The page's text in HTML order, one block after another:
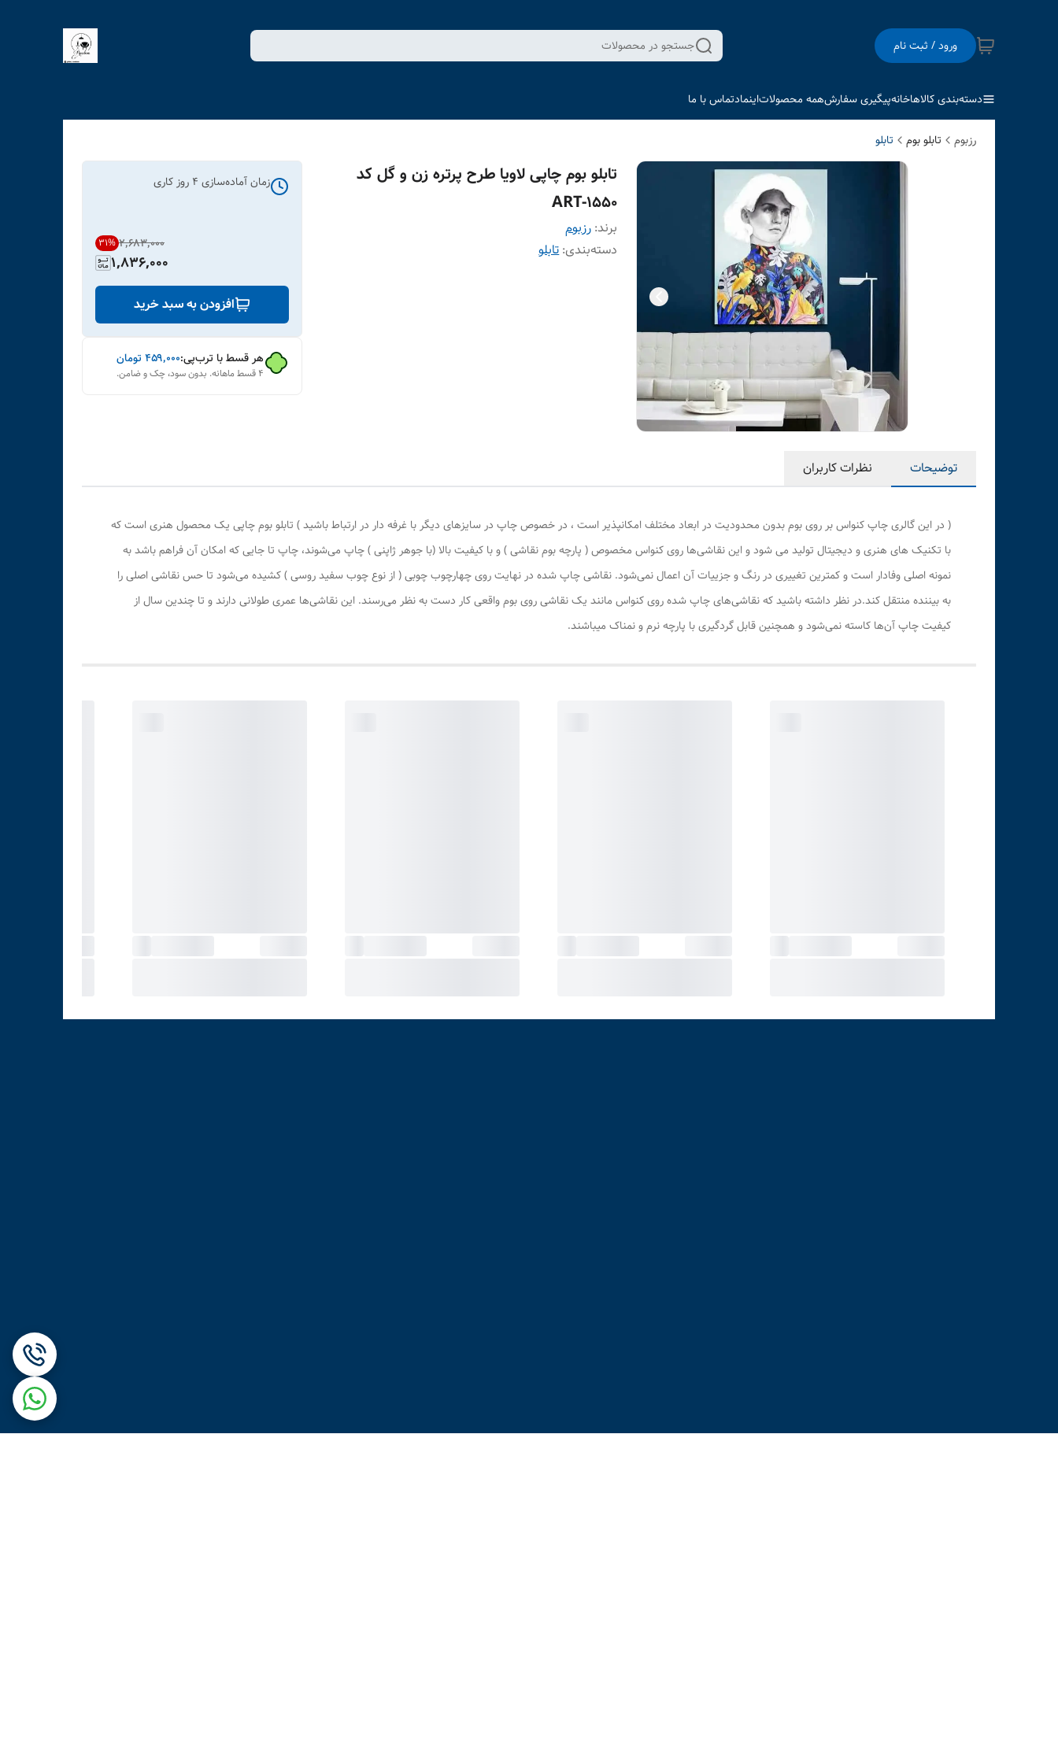
ورود / ثبت نام جستجو در محصولات
دسته‌بندی کالاهاخانهپیگیری سفارشهمه محصولاتاینمادتماس با ما
رزبوم تابلو بوم تابلو
تابلو بوم چاپی لاویا طرح پرتره زن و گل کد
ART-1550
برند: رزبوم
دسته‌بندی:تابلو
زمان آماده‌سازی 4 روز کاری
۲٬۶۸۳٬۰۰۰ 31%
1,836,000
افزودن به سبد خرید
هر قسط با ترب‌پی:۴۵۹٬۰۰۰ تومان
۴ قسط ماهانه. بدون سود، چک و ضامن.
توضیحات نظرات کاربران
( در این گالری چاپ کنواس بر روی بوم بدون محدودیت در ابعاد مختلف امکانپذیر است ، در خصوص چاپ در سایزهای دیگر با غرفه دار در ارتباط باشید ) تابلو بوم چاپی یک محصول هنری است که
با تکنیک های هنری و دیجیتال تولید می شود و این نقاشی‌ها روی کنواس مخصوص ( پارچه بوم نقاشی ) و با کیفیت بالا (با جوهر ژاپنی ) چاپ می‌شوند، چاپ تا جایی که امکان آن فراهم باشد به
نمونه اصلی وفادار است و کمترین تغییری در رنگ و جزییات آن اعمال نمی‌شود. نقاشی چاپ شده در نهایت روی چهارچوب چوبی ( از نوع چوب سفید روسی ) کشیده می‌شود تا حس نقاشی اصلی را
به بیننده منتقل کند.در نظر داشته باشید که نقاشی‌های چاپ شده روی کنواس مانند یک نقاشی روی بوم واقعی کار دست به نظر می‌رسند. این نقاشی‌ها عمری طولانی دارند و تا چندین سال از
کیفیت چاپ آن‌ها کاسته نمی‌شود و همچنین قابل گردگیری با پارچه نرم و نمناک میباشند.